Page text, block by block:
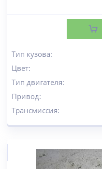
Тип кузова:
Цвет:
Тип двигателя:
Привод:
Трансмиссия: